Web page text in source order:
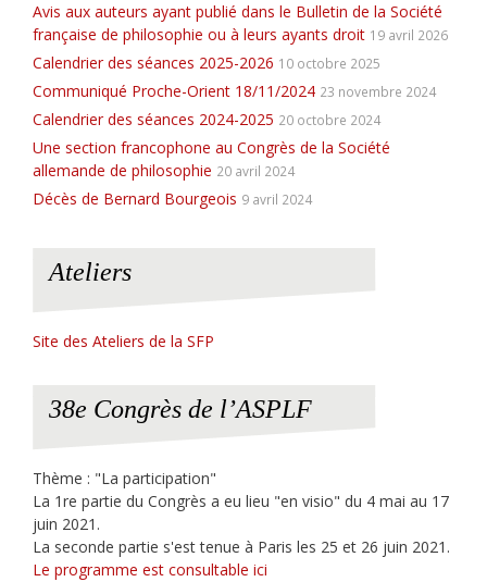
Avis aux auteurs ayant publié dans le Bulletin de la Société
française de philosophie ou à leurs ayants droit 19 avril 2026
Calendrier des séances 2025-2026 10 octobre 2025
Communiqué Proche-Orient 18/11/2024 23 novembre 2024
Calendrier des séances 2024-2025 20 octobre 2024
Une section francophone au Congrès de la Société
allemande de philosophie 20 avril 2024
Décès de Bernard Bourgeois 9 avril 2024
Ateliers
Site des Ateliers de la SFP
38e Congrès de l’ASPLF
Thème : "La participation"
La 1re partie du Congrès a eu lieu "en visio" du 4 mai au 17
juin 2021.
La seconde partie s'est tenue à Paris les 25 et 26 juin 2021.
Le programme est consultable ici